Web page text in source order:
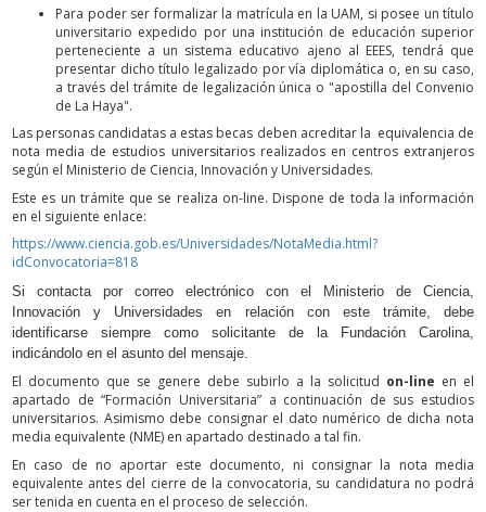
Para poder ser formalizar la matrícula en la UAM, si posee un título
universitario expedido por una institución de educación superior
perteneciente a un sistema educativo ajeno al EEES, tendrá que
presentar dicho título legalizado por vía diplomática o, en su caso,
a través del trámite de legalización única o "apostilla del Convenio
de La Haya".
Las personas candidatas a estas becas deben acreditar la equivalencia de
nota media de estudios universitarios realizados en centros extranjeros
según el Ministerio de Ciencia, Innovación y Universidades.
Este es un trámite que se realiza on-line. Dispone de toda la información
en el siguiente enlace:
https://www.ciencia.gob.es/Universidades/NotaMedia.html?
idConvocatoria=818
Si contacta por correo electrónico con el Ministerio de Ciencia,
Innovación y Universidades en relación con este trámite, debe
identificarse siempre como solicitante de la Fundación Carolina,
indicándolo en el asunto del mensaje.
El documento que se genere debe subirlo a la solicitud on-line en el
apartado de “Formación Universitaria” a continuación de sus estudios
universitarios. Asimismo debe consignar el dato numérico de dicha nota
media equivalente (NME) en apartado destinado a tal fin.
En caso de no aportar este documento, ni consignar la nota media
equivalente antes del cierre de la convocatoria, su candidatura no podrá
ser tenida en cuenta en el proceso de selección.